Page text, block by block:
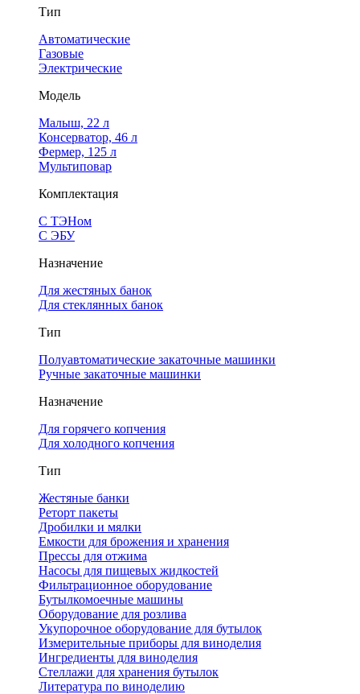
Тип
Автоматические
Газовые
Электрические
Модель
Малыш, 22 л
Консерватор, 46 л
Фермер, 125 л
Мультиповар
Комплектация
С ТЭНом
С ЭБУ
Назначение
Для жестяных банок
Для стеклянных банок
Тип
Полуавтоматические закаточные машинки
Ручные закаточные машинки
Назначение
Для горячего копчения
Для холодного копчения
Тип
Жестяные банки
Реторт пакеты
Дробилки и мялки
Емкости для брожения и хранения
Прессы для отжима
Насосы для пищевых жидкостей
Фильтрационное оборудование
Бутылкомоечные машины
Оборудование для розлива
Укупорочное оборудование для бутылок
Измерительные приборы для виноделия
Ингредиенты для виноделия
Стеллажи для хранения бутылок
Литература по виноделию